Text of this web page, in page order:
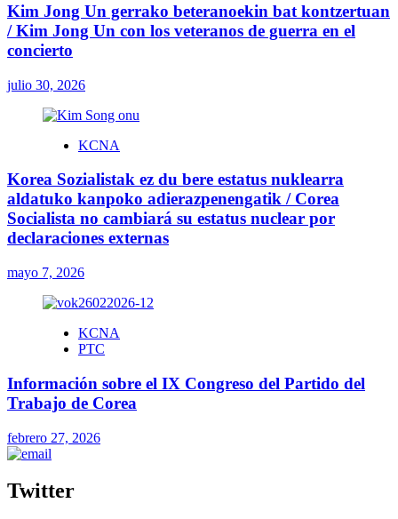
Kim Jong Un gerrako beteranoekin bat kontzertuan
/ Kim Jong Un con los veteranos de guerra en el
concierto
julio 30, 2026
KCNA
Korea Sozialistak ez du bere estatus nuklearra
aldatuko kanpoko adierazpenengatik / Corea
Socialista no cambiará su estatus nuclear por
declaraciones externas
mayo 7, 2026
KCNA
PTC
Información sobre el IX Congreso del Partido del
Trabajo de Corea
febrero 27, 2026
Twitter